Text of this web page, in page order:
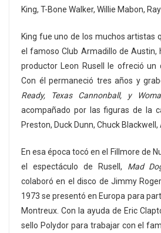
King, T-Bone Walker, Willie Mabon,
King fue uno de los muchos artistas
el famoso Club Armadillo de Austin,
productor Leon Rusell le ofreció un
Con él permaneció tres años y
Ready, Texas Cannonball, y
acompañado por las figuras de la
Preston, Duck Dunn, Chuck Blackwell,
En esa época tocó en el Fillmore de
el espectáculo de Rusell, Mad
colaboró en el disco de Jimmy
1973 se presentó en Europa para
Montreux. Con la ayuda de Eric
sello Polydor para trabajar con el